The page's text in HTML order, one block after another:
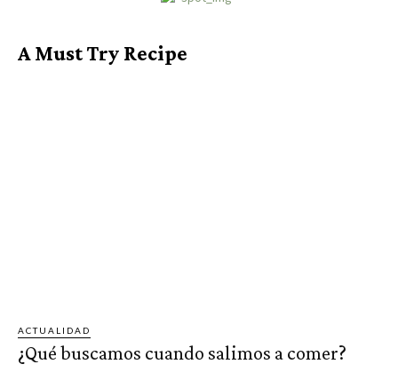
A Must Try Recipe
ACTUALIDAD
¿Qué buscamos cuando salimos a comer?